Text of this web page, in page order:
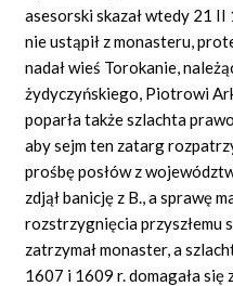
asesorski skazał wtedy 21 II
nie ustąpił z monasteru,
nadał wieś Torokanie,
żydyczyńskiego, Piotrowi
poparła także szlachta
aby sejm ten zatarg
prośbę posłów z
zdjął banicję z B., a sprawę
rozstrzygnięcia przyszłemu
zatrzymał monaster, a
1607 i 1609 r. domagała